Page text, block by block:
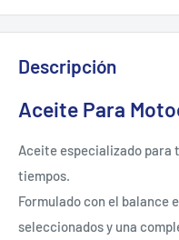
Descripción
Aceite Para
Aceite especializado
tiempos.
Formulado con el balance
seleccionados y una